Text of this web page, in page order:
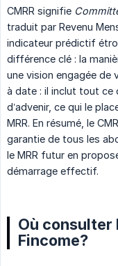
CMRR signifie
traduit par Revenu
indicateur prédictif
différence clé : la
une vision engagée de
à date : il inclut tout ce
d’advenir, ce qui le
MRR. En résumé, le
garantie de tous les
le MRR futur en
démarrage effectif.
Où consulter
Fincome?